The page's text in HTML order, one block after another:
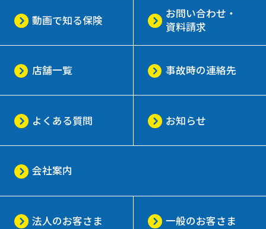
動画で知る保険
お問い合わせ・
資料請求
店舗一覧 事故時の連絡先
よくある質問 お知らせ
会社案内
法人のお客さま 一般のお客さま